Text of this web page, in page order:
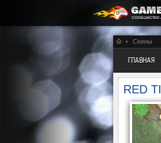
Скины
ГЛАВНАЯ
RED